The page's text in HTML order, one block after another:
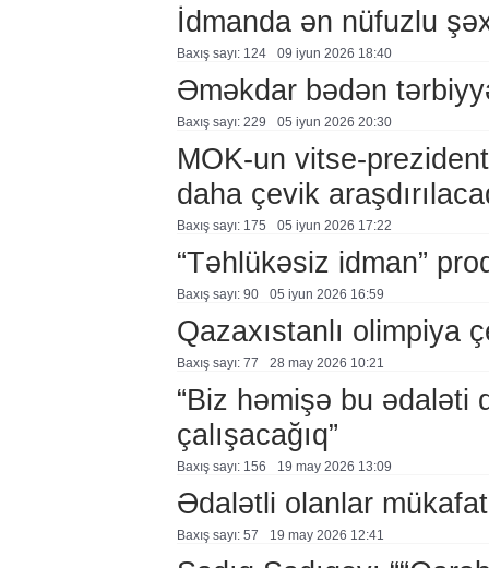
İdmanda ən nüfuzlu
Baxış sayı: 124 09 i̇yun 2026 18:40
Əməkdar bədən
Baxış sayı: 229 05 i̇yun 2026 20:30
MOK-un vitse-
daha çevik
Baxış sayı: 175 05 i̇yun 2026 17:22
“Təhlükəsiz idman”
Baxış sayı: 90 05 i̇yun 2026 16:59
Qazaxıstanlı olimpiya
Baxış sayı: 77 28 may 2026 10:21
“Biz həmişə bu ədaləti
çalışacağıq”
Baxış sayı: 156 19 may 2026 13:09
Ədalətli olanlar
Baxış sayı: 57 19 may 2026 12:41